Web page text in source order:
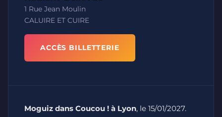
1 Rue Jean Moulin
CALUIRE ET CUIRE
ACCÈS BILLETTERIE
Moguiz dans Coucou ! à Lyon, le 15/01/2027.